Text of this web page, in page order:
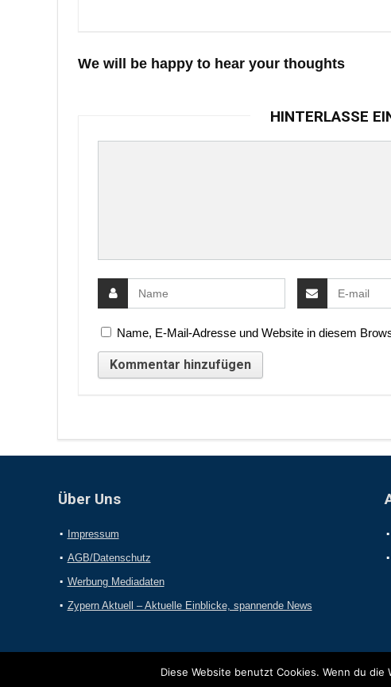
We will be happy to hear your thoughts
HINTERLASSE
Name, E-Mail-Adresse und Website in diesem
Über Uns
Impressum
AGB/Datenschutz
Werbung Mediadaten
Zypern Aktuell – Aktuelle Einblicke, spannende News
2017 Online-Presseportal.com. Alle Rechte vorbehalten.
Diese Website benutzt Cookies. Wenn du